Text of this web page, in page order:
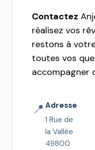
Contactez
réalisez vos
restons à
toutes vos
accompagner
📍 Adresse
1 Rue de
la Vallée
49800